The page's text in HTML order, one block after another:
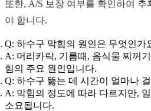
또한, A/S 보장 여부를 확인하여
야 합니다.
Q: 하수구 막힘의 원인은 무엇인가
A: 머리카락, 기름때, 음식물 찌꺼
힘의 주요 원인입니다.
Q: 하수구 뚫는 데 시간이 얼마나
A: 막힘의 정도에 따라 다르지만,
소요됩니다.